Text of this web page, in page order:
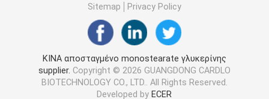
Μονο και diglycerides
Monostearate γλυκερίνης
Γαλακτωματοποιητής βελτιωτών κέικ
Sitemap
Privacy Policy
ΚΙΝΑ αποσταγμένο monostearate γλυκερίνης
supplier. Copyright © 2026 GUANGDONG CARDLO
BIOTECHNOLOGY CO., LTD.. All Rights Reserved.
Developed by ECER